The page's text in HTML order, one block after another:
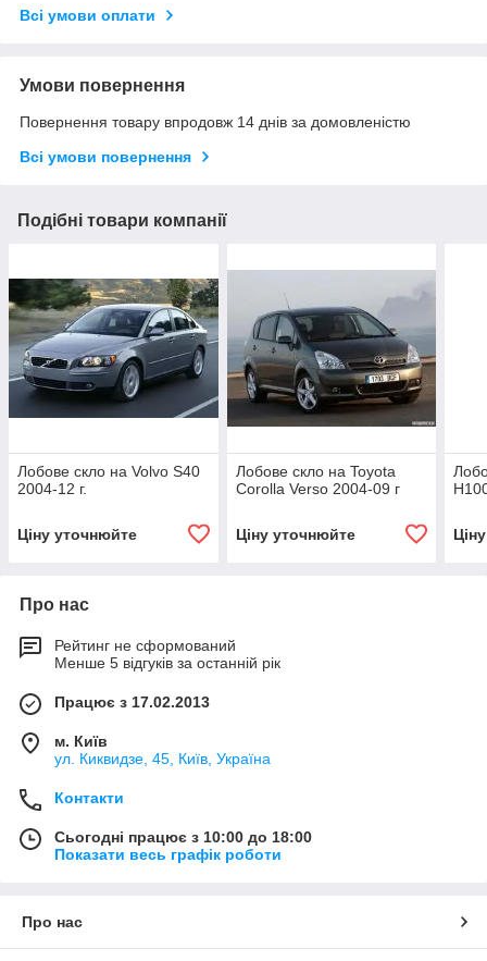
Всі умови оплати
Умови повернення
Повернення товару впродовж 14 днів за домовленістю
Всі умови повернення
Подібні товари компанії
Лобове скло на Volvo S40
2004-12 г.
Ціну уточнюйте
Лобове скло на Toyota
Corolla Verso 2004-09 г
Ціну уточнюйте
Про нас
Рейтинг не сформований
Менше 5 відгуків за останній рік
Працює з 17.02.2013
м. Київ
ул. Киквидзе, 45, Київ, Україна
Контакти
Сьогодні працює з 10:00 до 18:00
Показати весь графік роботи
Про нас